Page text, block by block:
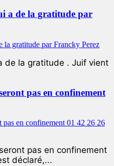
a de la gratitude par
de la gratitude . Juif vient
pas en confinement
pas en confinement
déclaré,...